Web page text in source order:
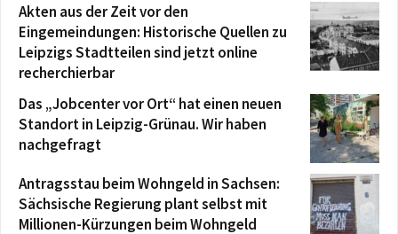
Akten aus der Zeit vor den
Eingemeindungen: Historische Quellen zu
Leipzigs Stadtteilen sind jetzt online
recherchierbar
Das „Jobcenter vor Ort“ hat einen neuen
Standort in Leipzig-Grünau. Wir haben
nachgefragt
Antragsstau beim Wohngeld in Sachsen:
Sächsische Regierung plant selbst mit
Millionen-Kürzungen beim Wohngeld